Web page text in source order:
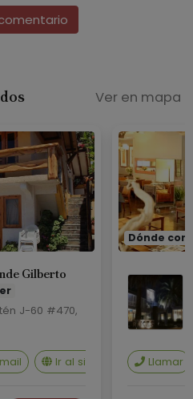
Ver en mapa
Gilberto
J-60 #470,
Ir al sitio web
Dónde
Llamar